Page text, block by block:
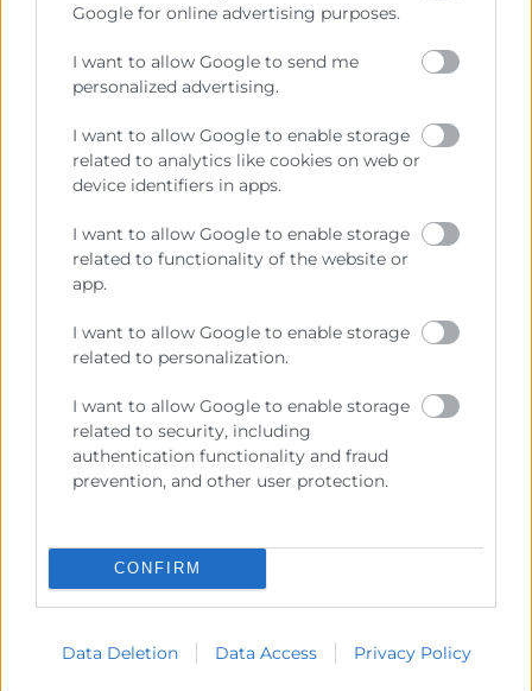
Google for online advertising purposes.
I want to allow Google to send me
personalized advertising.
I want to allow Google to enable storage
related to analytics like cookies on web or
device identifiers in apps.
I want to allow Google to enable storage
related to functionality of the website or
app.
I want to allow Google to enable storage
related to personalization.
I want to allow Google to enable storage
related to security, including
authentication functionality and fraud
prevention, and other user protection.
CONFIRM
Data Deletion Data Access Privacy Policy
Instalación del empleado y su familia
I. Alojamiento, escolarización, etc.
II. Adaptación cultural y acompañamiento familiar
13:05
Seguridad Social y Fiscalidad
I. Convenio de Seguridad Social España–Turquía
III. Principales implicaciones fiscales en Turquía
13:25
Conclusiones y Clausura
I. Recomendaciones clave para empresas
Ponentes: EMS Movility Solutions
Descargar programa
Co-organiza